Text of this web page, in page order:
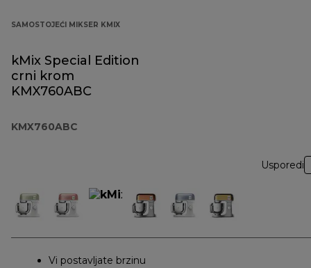
SAMOSTOJEĆI MIKSER KMIX
kMix Special Edition
crni krom
KMX760ABC
KMX760ABC
Usporedi
Vi postavljate brzinu